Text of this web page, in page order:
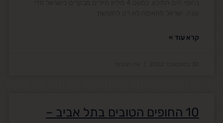
קרא עוד »
10 החופים הטובים בתל אביב –